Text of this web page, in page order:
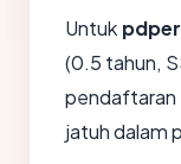
Untuk
(0.5 tahun,
pendaftaran
jatuh dalam